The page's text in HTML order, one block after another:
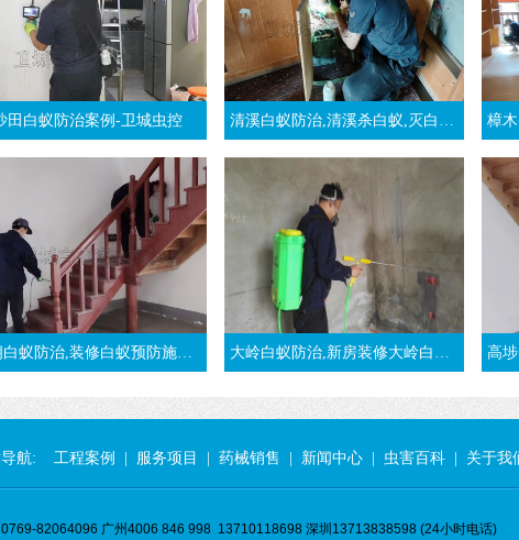
田白蚁防治案例-卫城虫控 清溪白蚁防治,清溪杀白蚁,灭白蚁,治白蚁,清溪白蚁防治,清溪白蚁预防-东莞清溪白蚁公司 樟木头
防治,装修白蚁预防施工方法-东莞大朗灭白蚁公司 大岭白蚁防治,新房装修大岭白蚁预防案例-东莞大岭白蚁公司 高埗白
航: 工程案例 服务项目 药械销售 新闻中心 虫害百科 关于我
82064096 广州4006 846 998 13710118698 深圳13713838598 (24小时电话)